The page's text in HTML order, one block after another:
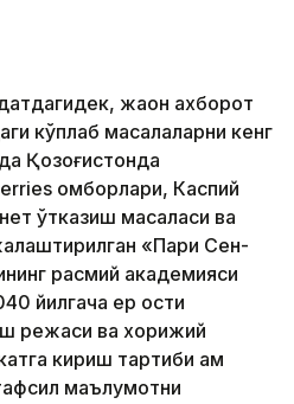
жаҳон ахборот
кўплаб масалаларни кенг
Қозоғистонда
омборлари, Каспий
ўтказиш масаласи ва
«Пари Сен-
расмий академияси
йилгача ер ости
режаси ва хорижий
кириш тартиби ҳам
маълумотни